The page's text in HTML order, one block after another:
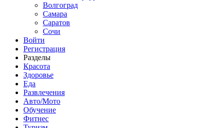
Волгоград
Самара
Саратов
Сочи
Войти
Регистрация
Разделы
Красота
Здоровье
Еда
Развлечения
Авто/Мото
Обучение
Фитнес